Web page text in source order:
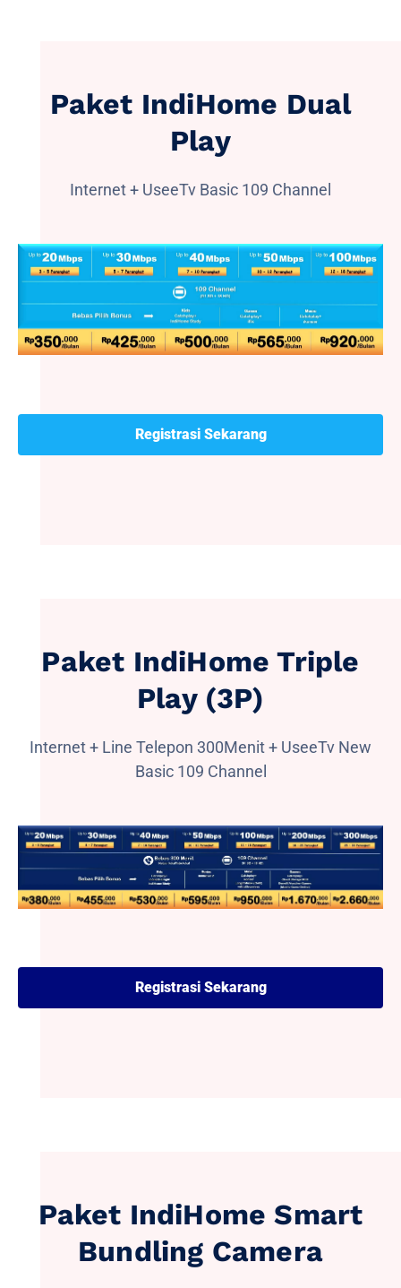
Paket IndiHome Dual
Play
Internet + UseeTv Basic 109 Channel
Registrasi Sekarang
Paket IndiHome Triple
Play (3P)
Internet + Line Telepon 300Menit + UseeTv New
Basic 109 Channel
Registrasi Sekarang
Paket IndiHome Smart
Bundling Camera